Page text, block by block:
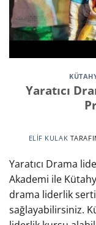
Yaratıcı
ELIF KULAK
Yaratıcı Drama
Akademi ile
drama liderlik
sağlayabilirsiniz.